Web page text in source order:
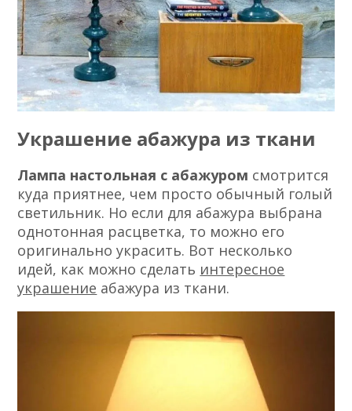
Украшение абажура из ткани
Лампа настольная с абажуром смотрится
куда приятнее, чем просто обычный голый
светильник. Но если для абажура выбрана
однотонная расцветка, то можно его
оригинально украсить. Вот несколько
идей, как можно сделать интересное
украшение абажура из ткани.